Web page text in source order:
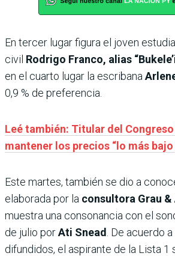
En tercer lugar figura el joven
civil Rodrigo Franco, alias
en el cuarto lugar la escribana
0,9 % de preferencia.
Leé también: Titular del
mantener los precios “lo más bajo
Este martes, también se dio a
elaborada por la consultora Grau
muestra una consonancia con el
de julio porAti Snead . De acuerdo
difundidos, el aspirante de la Lista 1